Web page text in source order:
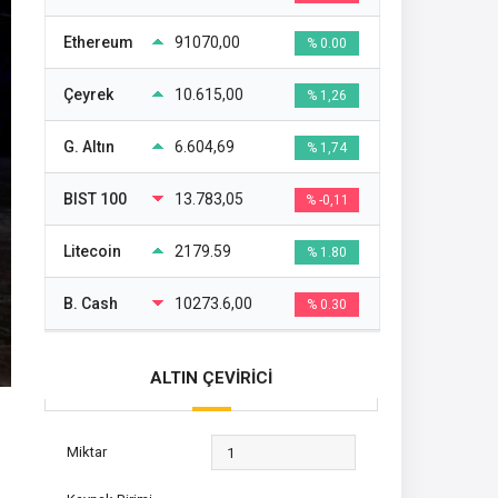
Ethereum 91070,00 % 0.00
Çeyrek 10.615,00 % 1,26
G. Altın 6.604,69 % 1,74
BIST 100 13.783,05 % -0,11
Litecoin 2179.59 % 1.80
B. Cash 10273.6,00 % 0.30
ALTIN ÇEVİRİCİ
Miktar